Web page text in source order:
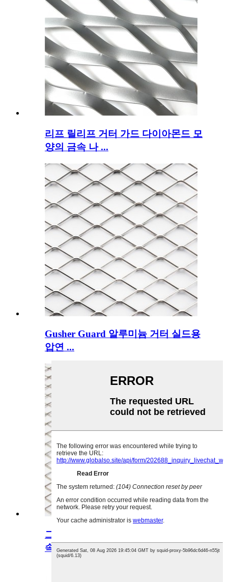
리프 릴리프 거터 가드 다이아몬드 모
양의 금속 나 ...
Gusher Guard 알루미늄 거터 실드용
압연 ...
그릴 플랫용 스테인레스 스틸 확장 금
속...